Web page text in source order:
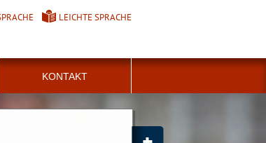
LEICHTE SPRACHE
KONTAKT